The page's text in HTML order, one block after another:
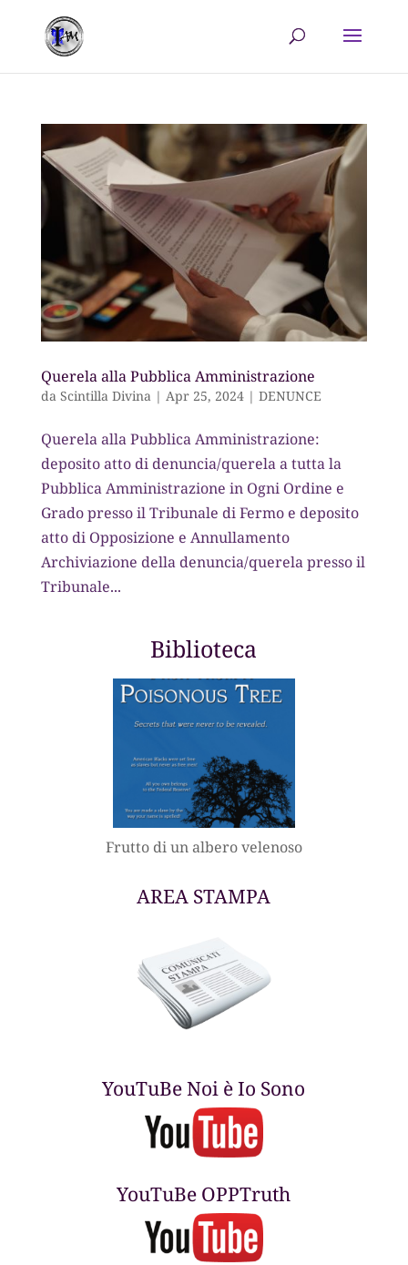
Querela alla Pubblica Amministrazione
da Scintilla Divina| Apr 25, 2024| DENUNCE
Querela alla Pubblica Amministrazione:
deposito atto di denuncia/querela a tutta la
Pubblica Amministrazione in Ogni Ordine e
Grado presso il Tribunale di Fermo e deposito
atto di Opposizione e Annullamento
Archiviazione della denuncia/querela presso il
Tribunale...
Biblioteca
Frutto di un albero velenoso
AREA STAMPA
YouTuBe Noi è Io Sono
YouTuBe OPPTruth